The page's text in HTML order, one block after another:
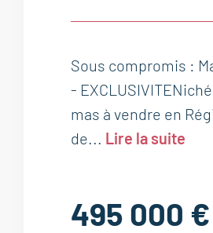
Sous compromis :
-
mas à vendre en
de... Lire la suite
495 000 €